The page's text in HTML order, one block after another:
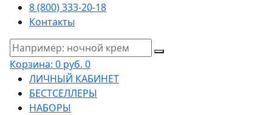
8 (800) 333-20-18
Контакты
Корзина: 0 руб. 0
ЛИЧНЫЙ КАБИНЕТ
БЕСТСЕЛЛЕРЫ
НАБОРЫ